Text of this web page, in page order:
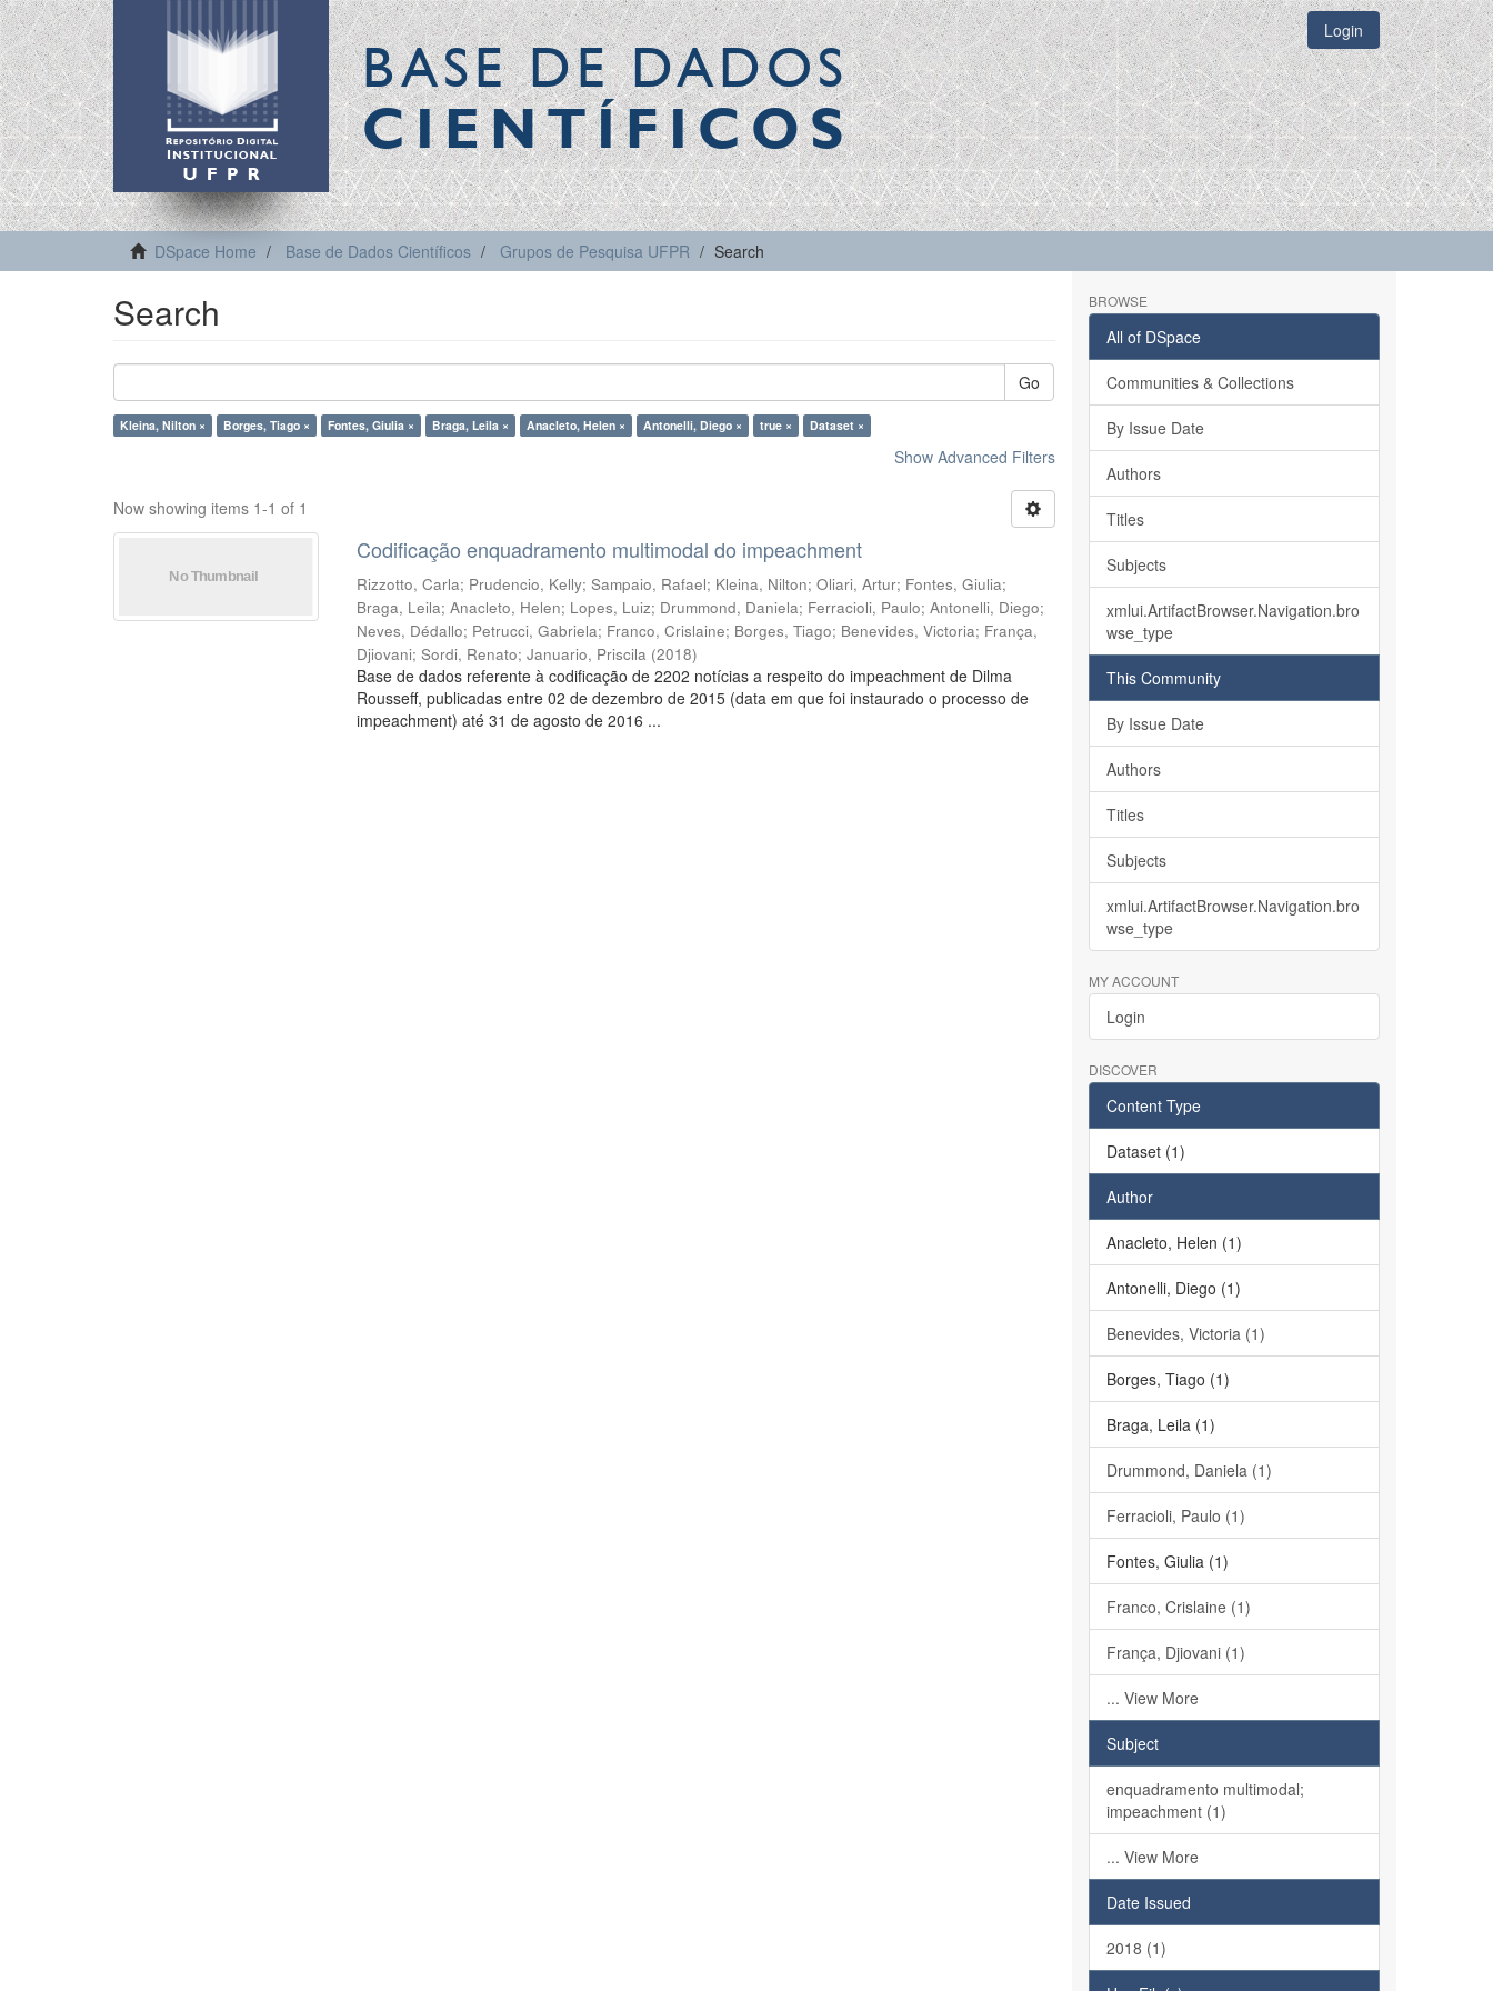
BASE DE DADOS
CIENTÍFICOS
Login
DSpace Home Base de Dados Científicos Grupos de Pesquisa UFPR Search
Search
Go
Kleina, Nilton × Borges, Tiago × Fontes, Giulia × Braga, Leila × Anacleto, Helen × Antonelli, Diego × true × Dataset ×
Show Advanced Filters
Now showing items 1-1 of 1
Codificação enquadramento multimodal do impeachment
Rizzotto, Carla; Prudencio, Kelly;Sampaio, Rafael; Kleina, Nilton;Oliari, Artur; Fontes, Giulia;
Braga, Leila;Anacleto, Helen; Lopes, Luiz; Drummond, Daniela; Ferracioli, Paulo;Antonelli, Diego;
Neves, Dédallo; Petrucci, Gabriela; Franco, Crislaine; Borges, Tiago; Benevides, Victoria; França,
Djiovani;Sordi, Renato;Januario, Priscila (2018)
Base de dados referente à codificação de 2202 notícias a respeito do impeachment de Dilma
Rousseff, publicadas entre 02 de dezembro de 2015 (data em que foi instaurado o processo de
impeachment) até 31 de agosto de 2016 ...
BROWSE
All of DSpace
Communities & Collections
By Issue Date
Authors
Titles
Subjects
xmlui.ArtifactBrowser.Navigation.bro
wse_type
This Community
By Issue Date
Authors
Titles
Subjects
xmlui.ArtifactBrowser.Navigation.bro
wse_type
MY ACCOUNT
Login
DISCOVER
Content Type
Dataset (1)
Author
Anacleto, Helen (1)
Antonelli, Diego (1)
Benevides, Victoria (1)
Borges, Tiago (1)
Braga, Leila (1)
Drummond, Daniela (1)
Ferracioli, Paulo (1)
Fontes, Giulia (1)
Franco, Crislaine (1)
França, Djiovani (1)
... View More
Subject
enquadramento multimodal;
impeachment (1)
... View More
Date Issued
2018 (1)